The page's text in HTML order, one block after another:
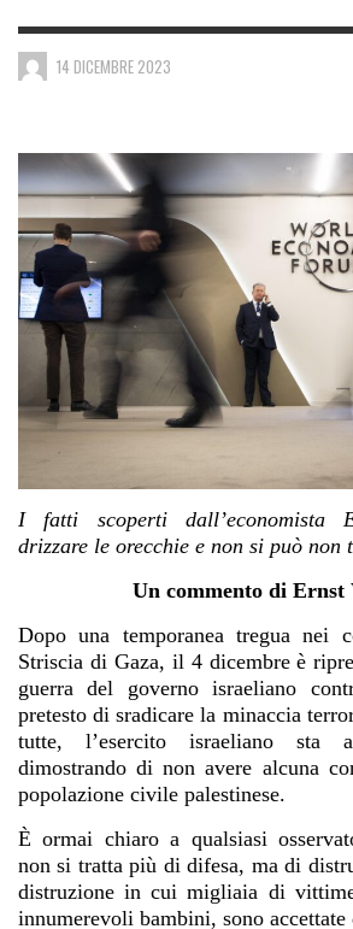
14 DICEMBRE 2023
I fatti scoperti dall’economista
drizzare le orecchie e non si può non
Un commento di Ernst
Dopo una temporanea tregua nei
Striscia di Gaza, il 4 dicembre è
guerra del governo israeliano
pretesto di sradicare la minaccia
tutte, l’esercito israeliano sta
dimostrando di non avere alcuna
popolazione civile palestinese.
È ormai chiaro a qualsiasi
non si tratta più di difesa, ma di
distruzione in cui migliaia di
innumerevoli bambini, sono accettate